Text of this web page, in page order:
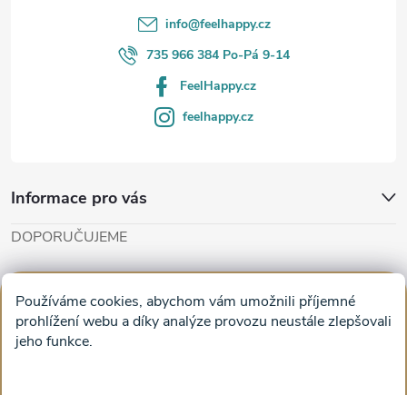
Používáme cookies, abychom vám umožnili příjemné
prohlížení webu a díky analýze provozu neustále zlepšovali
jeho funkce.
info@feelhappy.cz
735 966 384 Po-Pá 9-14
FeelHappy.cz
feelhappy.cz
Informace pro vás
DOPORUČUJEME
Obrazy na plátně na zeď a stěnu do obýváku
Facebook